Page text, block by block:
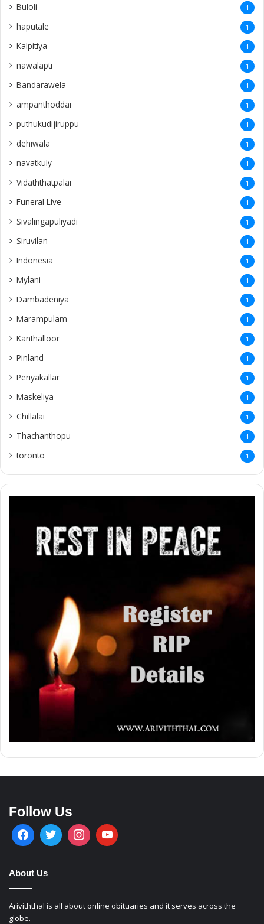
Buloli 1
haputale 1
Kalpitiya 1
nawalapti 1
Bandarawela 1
ampanthoddai 1
puthukudijiruppu 1
dehiwala 1
navatkuly 1
Vidaththatpalai 1
Funeral Live 1
Sivalingapuliyadi 1
Siruvilan 1
Indonesia 1
Mylani 1
Dambadeniya 1
Marampulam 1
Kanthalloor 1
Pinland 1
Periyakallar 1
Maskeliya 1
Chillalai 1
Thachanthopu 1
toronto 1
Follow Us
About Us
Ariviththal is all about online obituaries and it serves across the
globe.